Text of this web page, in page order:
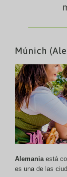
Múnich
Alemaniaestá
es una de las